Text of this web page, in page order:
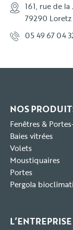
161, rue de
79290
05 49 67 04
NOS
Fenêtres &
Baies vitrées
Volets
Moustiquaires
Portes
Pergola
L’ENTREPRISE